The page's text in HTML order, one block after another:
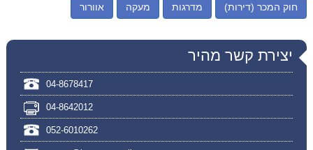
חוק המכר (דירות) מדרגות מעקה אוורור
יצירת קשר מהיר
04-8678417
04-8642012
052-6010262